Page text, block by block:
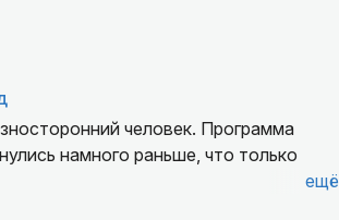
человек. Программа
намного раньше, что только
ещё